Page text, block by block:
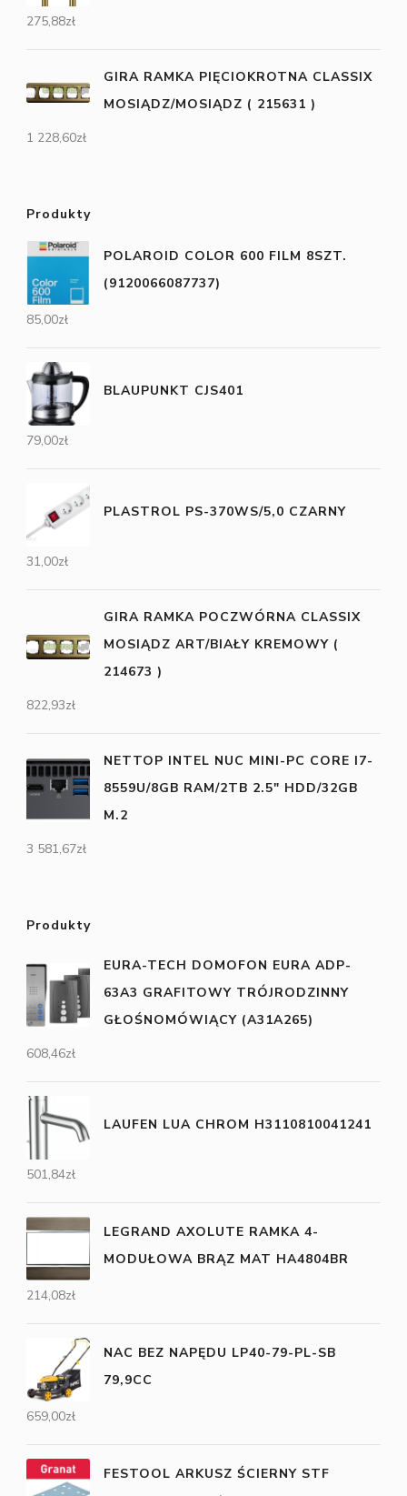
275,88zł
GIRA RAMKA PIĘCIOKROTNA CLASSIX
MOSIĄDZ/MOSIĄDZ ( 215631 )
1 228,60zł
Produkty
POLAROID COLOR 600 FILM 8SZT.
(9120066087737)
85,00zł
BLAUPUNKT CJS401
79,00zł
PLASTROL PS-370WS/5,0 CZARNY
31,00zł
GIRA RAMKA POCZWÓRNA CLASSIX
MOSIĄDZ ART/BIAŁY KREMOWY (
214673 )
822,93zł
NETTOP INTEL NUC MINI-PC CORE I7-
8559U/8GB RAM/2TB 2.5" HDD/32GB
M.2
3 581,67zł
Produkty
EURA-TECH DOMOFON EURA ADP-
63A3 GRAFITOWY TRÓJRODZINNY
GŁOŚNOMÓWIĄCY (A31A265)
608,46zł
LAUFEN LUA CHROM H3110810041241
501,84zł
LEGRAND AXOLUTE RAMKA 4-
MODUŁOWA BRĄZ MAT HA4804BR
214,08zł
NAC BEZ NAPĘDU LP40-79-PL-SB
79,9CC
659,00zł
FESTOOL ARKUSZ ŚCIERNY STF